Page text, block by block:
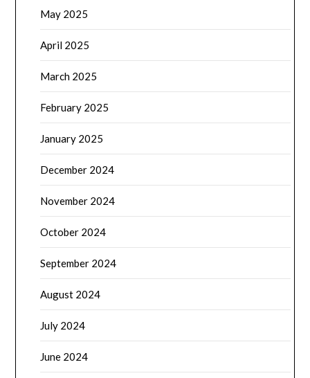
May 2025
April 2025
March 2025
February 2025
January 2025
December 2024
November 2024
October 2024
September 2024
August 2024
July 2024
June 2024